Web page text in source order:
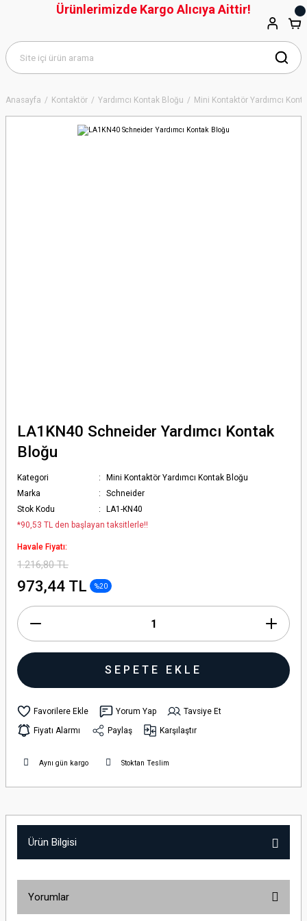
Anasayfa Kontaktör Yardımcı Kontak Bloğu Mini Kontaktör Yardımcı
LA1KN40 Schneider Yardımcı Kontak
Bloğu
Kategori
Mini Kontaktör Yardımcı Kontak Bloğu
Marka
Schneider
Stok Kodu
LA1-KN40
*90,53 TL den başlayan taksitlerle!!
Havale Fiyatı:
1.216,80 TL
973,44 TL %20
SEPETE EKLE
Yorum Yap
Tavsiye Et
Fiyatı Alarmı
Paylaş Karşılaştır
Aynı gün kargo Stoktan Teslim
Ürün Bilgisi
Yorumlar
Ürünlerimizde Kargo Alıcıya Aittir!